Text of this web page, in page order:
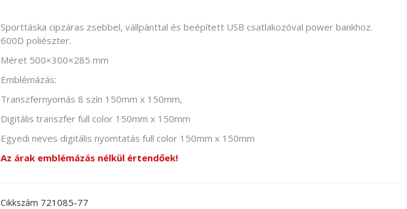
Sporttáska cipzáras zsebbel, vállpánttal és beépített USB csatlakozóval power bankhoz.
600D poliészter.
Méret 500×300×285 mm
Emblémázás:
Transzfernyomás 8 szín 150mm x 150mm,
Digitális transzfer full color 150mm x 150mm
Egyedi neves digitális nyomtatás full color 150mm x 150mm
Az árak emblémázás nélkül értendőek!
Cikkszám 721085-77